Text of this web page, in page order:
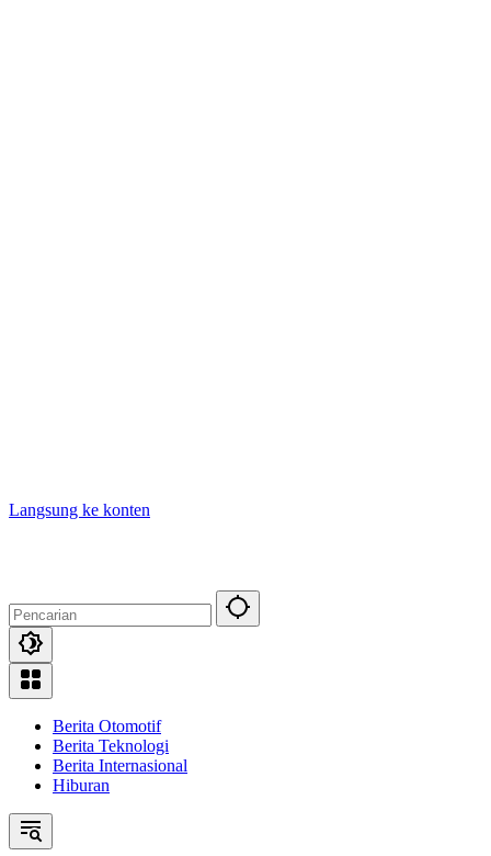
Langsung ke konten
Berita Otomotif
Berita Teknologi
Berita Internasional
Hiburan